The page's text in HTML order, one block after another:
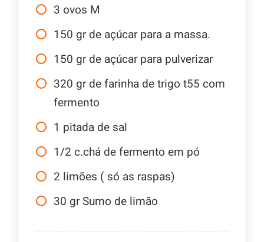
3 ovos M
150 gr de açúcar para a massa.
150 gr de açúcar para pulverizar
320 gr de farinha de trigo t55 com
fermento
1 pitada de sal
1/2 c.chá de fermento em pó
2 limões ( só as raspas)
30 grSumo de limão